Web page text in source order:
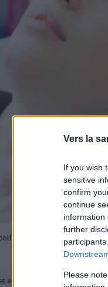
Vers la
If you wish
sensitive
confirm
continue
information
further
Please
évolution